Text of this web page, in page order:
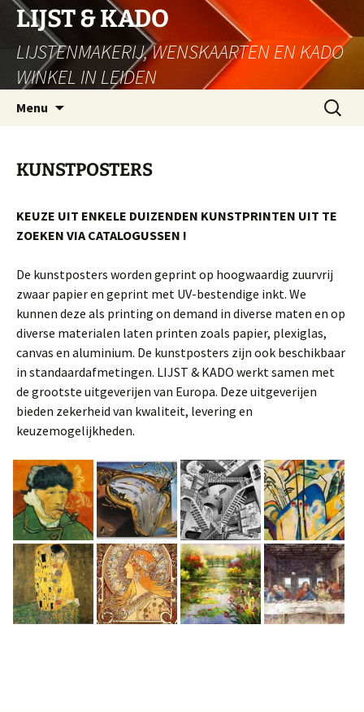
naar
inhoud
LIJST & KADO
LIJSTENMAKERIJ, WENSKAARTEN EN KADO
WINKEL IN LEIDEN
Menu
Zoeken
naar:
KUNSTPOSTERS
KEUZE UIT ENKELE DUIZENDEN KUNSTPRINTEN UIT TE
ZOEKEN VIA CATALOGUSSEN !
De kunstposters worden geprint op hoogwaardig zuurvrij
zwaar papier en geprint met UV-bestendige inkt. We
kunnen deze als printing on demand in diverse maten en op
diverse materialen laten printen zoals papier, plexiglas,
canvas en aluminium. De kunstposters zijn ook beschikbaar
in standaardafmetingen. LIJST & KADO werkt samen met
de grootste uitgeverijen van Europa. Deze uitgeverijen
bieden zekerheid van kwaliteit, levering en
keuzemogelijkheden.